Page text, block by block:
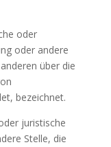
oder
oder andere
über die
bezeichnet.
juristische
Stelle, die